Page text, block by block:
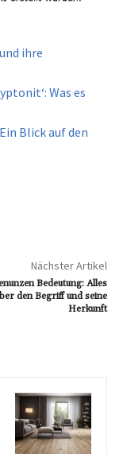
ihre
Was es
Blick auf den
Nächster Artikel
Bedeutung: Alles
den Begriff und seine
Herkunft